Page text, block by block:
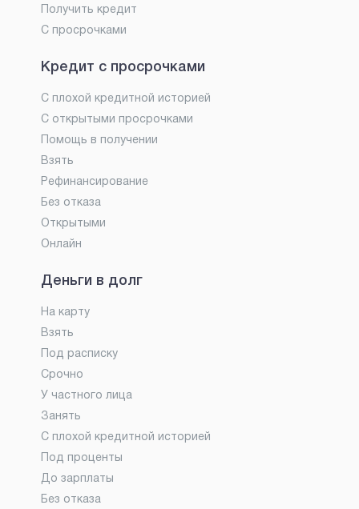
Получить кредит
С просрочками
Кредит с просрочками
С плохой кредитной историей
С открытыми просрочками
Помощь в получении
Взять
Рефинансирование
Без отказа
Открытыми
Онлайн
Деньги в долг
На карту
Взять
Под расписку
Срочно
У частного лица
Занять
С плохой кредитной историей
Под проценты
До зарплаты
Без отказа